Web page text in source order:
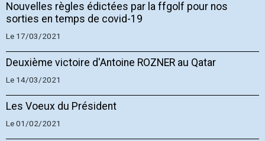
Nouvelles règles édictées par la ffgolf pour nos
sorties en temps de covid-19
Le 17/03/2021
Deuxième victoire d'Antoine ROZNER au Qatar
Le 14/03/2021
Les Voeux du Président
Le 01/02/2021